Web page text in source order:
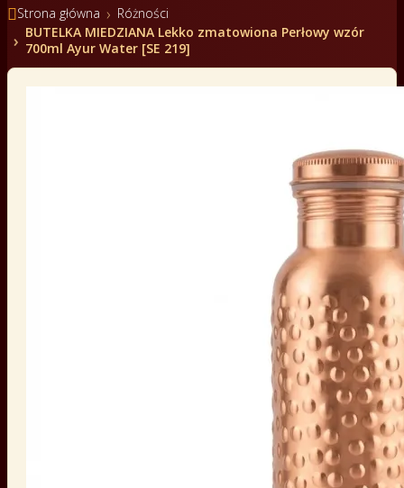
Strona główna
Różności
BUTELKA MIEDZIANA Lekko zmatowiona Perłowy wzór
700ml Ayur Water [SE 219]